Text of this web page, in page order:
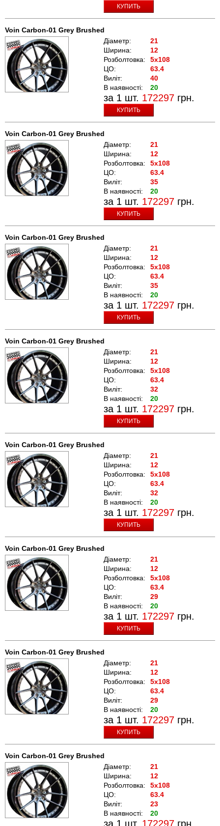
КУПИТЬ
Voin Carbon-01 Grey Brushed
Діаметр:
21
Ширина:
12
Розболтовка:
5x108
ЦО:
63.4
Виліт:
40
В наявності:
20
за 1 шт. 172297 грн.
КУПИТЬ
Voin Carbon-01 Grey Brushed
Діаметр:
21
Ширина:
12
Розболтовка:
5x108
ЦО:
63.4
Виліт:
35
В наявності:
20
за 1 шт. 172297 грн.
КУПИТЬ
Voin Carbon-01 Grey Brushed
Діаметр:
21
Ширина:
12
Розболтовка:
5x108
ЦО:
63.4
Виліт:
35
В наявності:
20
за 1 шт. 172297 грн.
КУПИТЬ
Voin Carbon-01 Grey Brushed
Діаметр:
21
Ширина:
12
Розболтовка:
5x108
ЦО:
63.4
Виліт:
32
В наявності:
20
за 1 шт. 172297 грн.
КУПИТЬ
Voin Carbon-01 Grey Brushed
Діаметр:
21
Ширина:
12
Розболтовка:
5x108
ЦО:
63.4
Виліт:
32
В наявності:
20
за 1 шт. 172297 грн.
КУПИТЬ
Voin Carbon-01 Grey Brushed
Діаметр:
21
Ширина:
12
Розболтовка:
5x108
ЦО:
63.4
Виліт:
29
В наявності:
20
за 1 шт. 172297 грн.
КУПИТЬ
Voin Carbon-01 Grey Brushed
Діаметр:
21
Ширина:
12
Розболтовка:
5x108
ЦО:
63.4
Виліт:
29
В наявності:
20
за 1 шт. 172297 грн.
КУПИТЬ
Voin Carbon-01 Grey Brushed
Діаметр:
21
Ширина:
12
Розболтовка:
5x108
ЦО:
63.4
Виліт:
23
В наявності:
20
за 1 шт. 172297 грн.